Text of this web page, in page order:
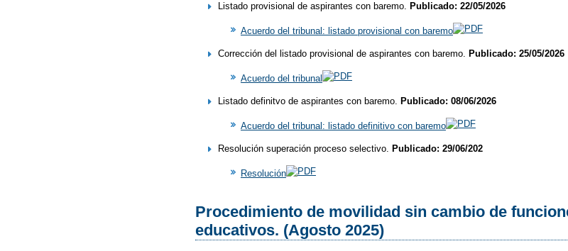
Listado provisional de aspirantes con baremo. Publicado: 22/05/2026
Acuerdo del tribunal: listado provisional con baremo
Corrección del listado provisional de aspirantes con baremo. Publicado: 25/05/2026
Acuerdo del tribunal
Listado definitvo de aspirantes con baremo. Publicado: 08/06/2026
Acuerdo del tribunal: listado definitivo con baremo
Resolución superación proceso selectivo. Publicado: 29/06/202
Resolución
Procedimiento de movilidad sin cambio de
educativos. (Agosto 2025)